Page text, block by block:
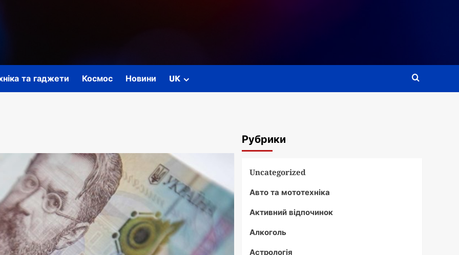
та гаджети Космос Новини UK
Рубрики
Uncategorized
Авто та мототехніка
Активний відпочинок
Алкоголь
Астрологія